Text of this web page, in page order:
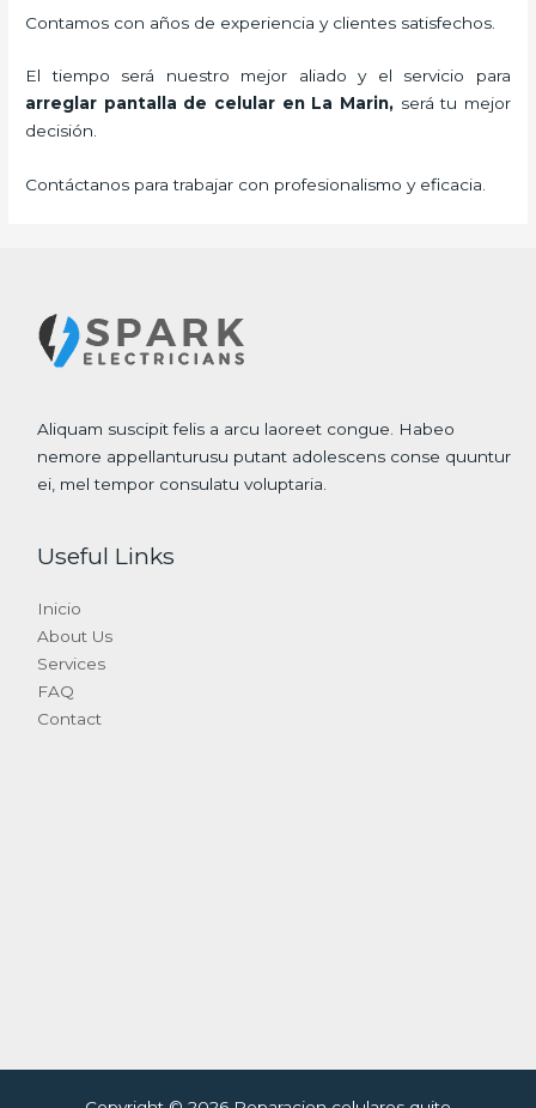
Contamos con años de experiencia y clientes satisfechos.
El tiempo será nuestro mejor aliado y el servicio para
arreglar pantalla de celular en La Marin, será tu mejor
decisión.
Contáctanos para trabajar con profesionalismo y eficacia.
Aliquam suscipit felis a arcu laoreet congue. Habeo
nemore appellanturusu putant adolescens conse quuntur
ei, mel tempor consulatu voluptaria.
Useful Links
Inicio
About Us
Services
FAQ
Contact